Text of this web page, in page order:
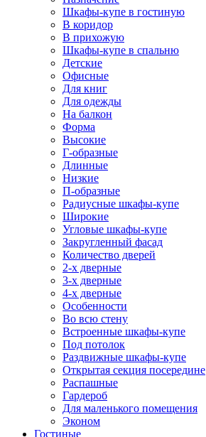
Шкафы-купе в гостиную
В коридор
В прихожую
Шкафы-купе в спальню
Детские
Офисные
Для книг
Для одежды
На балкон
Форма
Высокие
Г-образные
Длинные
Низкие
П-образные
Радиусные шкафы-купе
Широкие
Угловые шкафы-купе
Закругленный фасад
Количество дверей
2-х дверные
3-х дверные
4-х дверные
Особенности
Во всю стену
Встроенные шкафы-купе
Под потолок
Раздвижные шкафы-купе
Открытая секция посередине
Распашные
Гардероб
Для маленького помещения
Эконом
Гостиные